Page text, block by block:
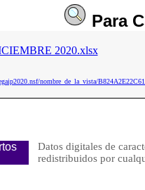
Para
2020.xlsx
nombre_de_la_vista/
Datos digitales de
redistribuidos por